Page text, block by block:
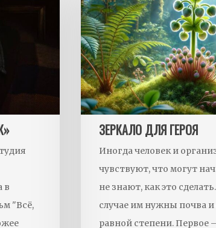
в
"Всё,
героя
ЗЕРКАЛО ДЛЯ ГЕРОЯ
Иногда человек и
чувствуют, что могут
не знают, как это
случае им нужны почва и
равной степени. Первое